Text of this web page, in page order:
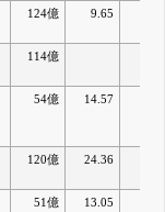
124億 9.65
114億
54億 14.57
120億 24.36
51億 13.05